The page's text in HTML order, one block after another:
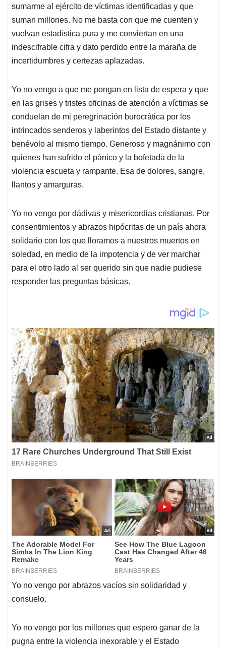
p
p
o
k
I
n
s
sumarme al ejército de víctimas identificadas y que
suman millones. No me basta con que me cuenten y
vuelvan estadística pura y me conviertan en una
indescifrable cifra y dato perdido entre la maraña de
incertidumbres y certezas aplazadas.
Yo no vengo a que me pongan en lista de espera y que
en las grises y tristes oficinas de atención a víctimas se
conduelan de mi peregrinación burocrática por los
intrincados senderos y laberintos del Estado distante y
benévolo al mismo tiempo. Generoso y magnánimo con
quienes han sufrido el pánico y la bofetada de la
violencia escueta y rampante. Esa de dolores, sangre,
llantos y amarguras.
Yo no vengo por dádivas y misericordias cristianas. Por
consentimientos y abrazos hipócritas de un país ahora
solidario con los que lloramos a nuestros muertos en
soledad, en medio de la impotencia y de ver marchar
para el otro lado al ser querido sin que nadie pudiese
responder las preguntas básicas.
Yo no vengo por abrazos vacíos sin solidaridad y
consuelo.
Yo no vengo por los millones que espero ganar de la
pugna entre la violencia inexorable y el Estado